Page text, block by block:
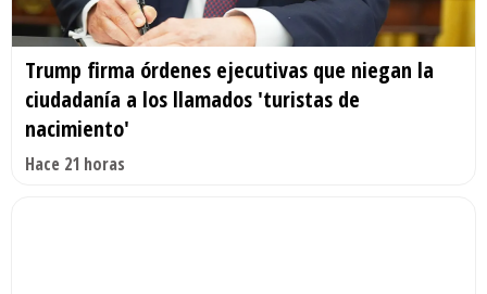
Trump firma órdenes ejecutivas que niegan la
ciudadanía a los llamados 'turistas de
nacimiento'
Hace 21 horas